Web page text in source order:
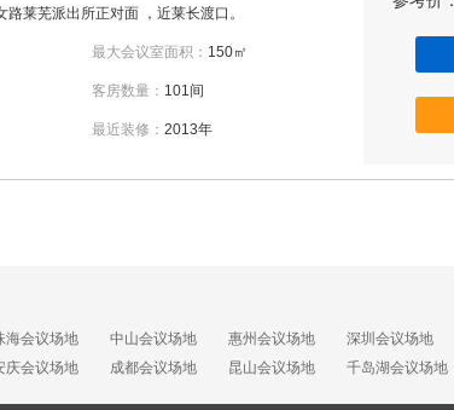
路莱芜派出所正对面 ，近莱长渡口。
最大会议室面积： 150㎡
客房数量： 101间
最近装修： 2013年
海会议场地 中山会议场地 惠州会议场地 深圳会议场地
庆会议场地 成都会议场地 昆山会议场地 千岛湖会议场地